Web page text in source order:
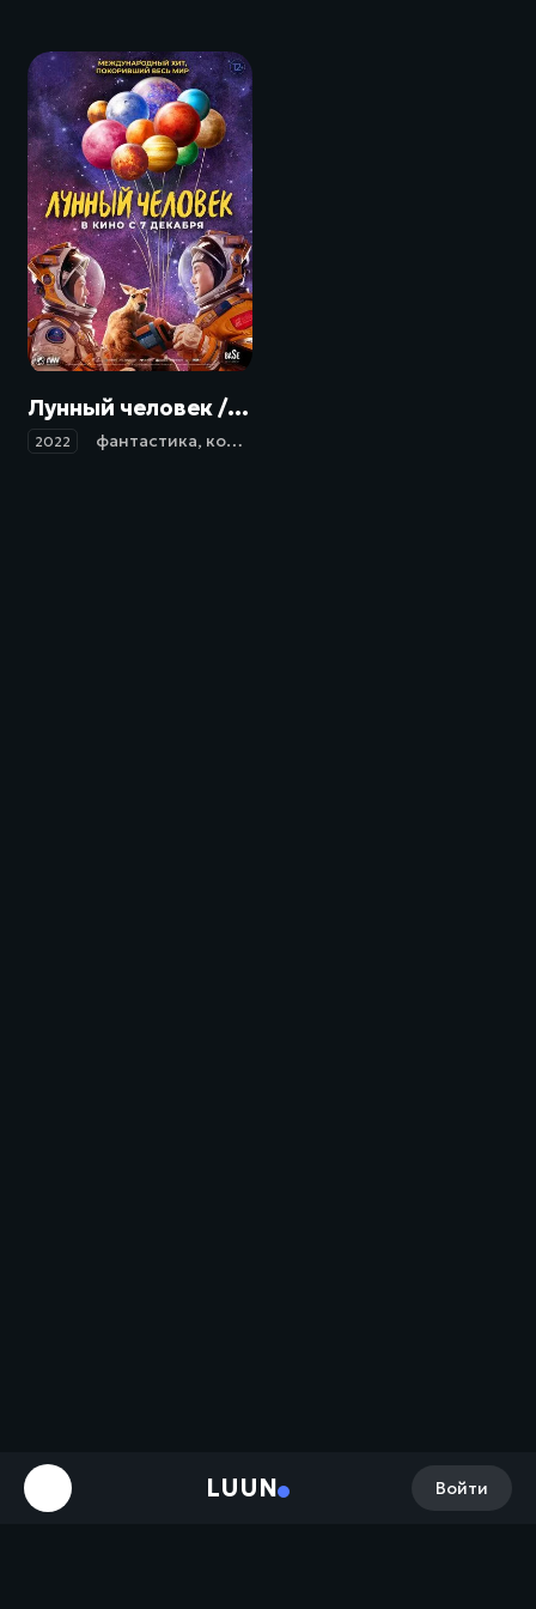
LUUN Войти
Лунный человек / Du xing yue qiu (2022)
2022 фантастика, комедия